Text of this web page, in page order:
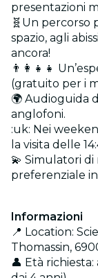
presentazioni
🧬Un percorso
spazio, agli
ancora!
👨‍👩‍👧‍👧
(gratuito per i
🌍 Audioguida
anglofoni.
:uk: Nei
la visita delle
💫 Simulatori
preferenziale
Informazioni
📍 Location:
Thomassin,
👤 Età